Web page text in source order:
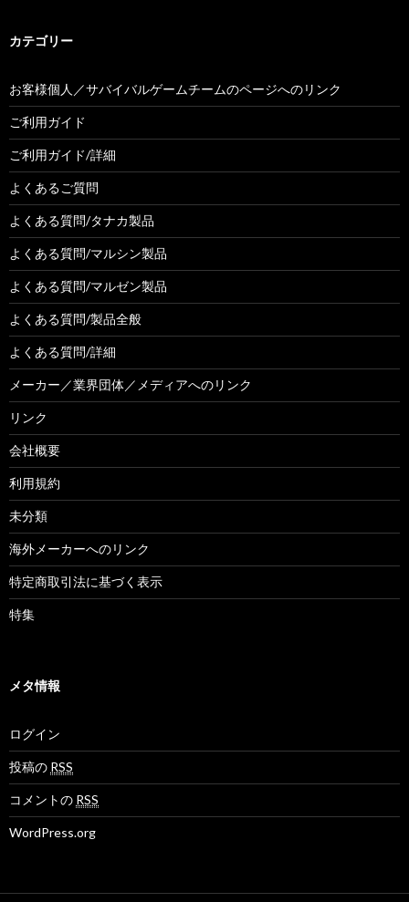
カテゴリー
お客様個人／サバイバルゲームチームのページへのリンク
ご利用ガイド
ご利用ガイド/詳細
よくあるご質問
よくある質問/タナカ製品
よくある質問/マルシン製品
よくある質問/マルゼン製品
よくある質問/製品全般
よくある質問/詳細
メーカー／業界団体／メディアへのリンク
リンク
会社概要
利用規約
未分類
海外メーカーへのリンク
特定商取引法に基づく表示
特集
メタ情報
ログイン
投稿の RSS
コメントの RSS
WordPress.org